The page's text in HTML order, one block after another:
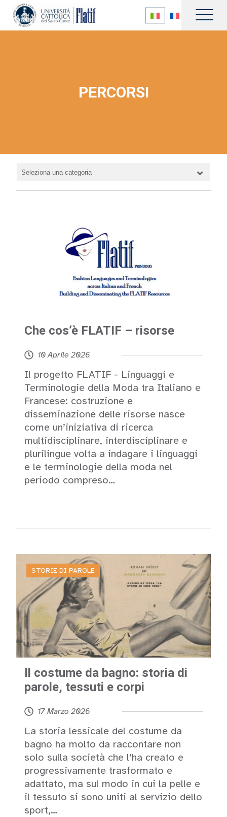
PERCORSI
Che cos’è FLATIF – risorse
10 Aprile 2026
Il progetto FLATIF - Linguaggi e
Terminologie della Moda tra Italiano e
Francese: costruzione e
disseminazione delle risorse nasce
come un’iniziativa di ricerca
multidisciplinare, interdisciplinare e
plurilingue volta a indagare i linguaggi
e le terminologie della moda nel
periodo compreso…
STORIE DI PAROLE
Il costume da bagno: storia di
parole, tessuti e corpi
17 Marzo 2026
La storia lessicale del costume da
bagno ha molto da raccontare non
solo sulla società che l’ha creato e
progressivamente trasformato e
adattato, ma sul modo in cui la pelle e
il tessuto si sono uniti al servizio dello
sport,…